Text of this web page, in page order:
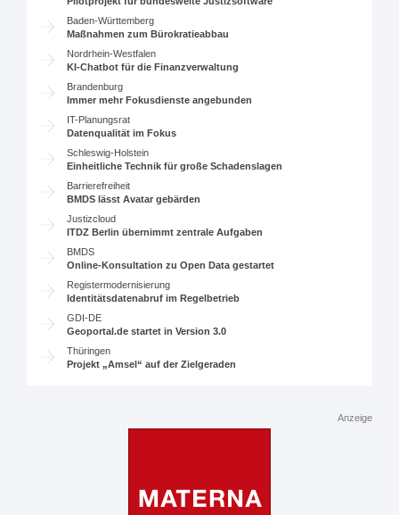
Baden-Württemberg
Maßnahmen zum Bürokratieabbau
Nordrhein-Westfalen
KI-Chatbot für die Finanzverwaltung
Brandenburg
Immer mehr Fokusdienste angebunden
IT-Planungsrat
Datenqualität im Fokus
Schleswig-Holstein
Einheitliche Technik für große Schadenslagen
Barrierefreiheit
BMDS lässt Avatar gebärden
Justizcloud
ITDZ Berlin übernimmt zentrale Aufgaben
BMDS
Online-Konsultation zu Open Data gestartet
Registermodernisierung
Identitätsdatenabruf im Regelbetrieb
GDI-DE
Geoportal.de startet in Version 3.0
Thüringen
Projekt „Amsel“ auf der Zielgeraden
Anzeige